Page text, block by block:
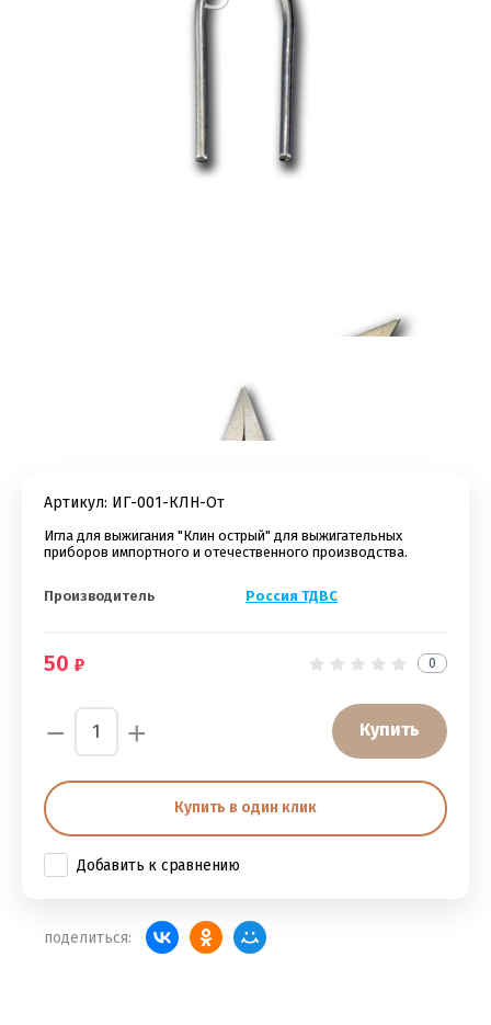
Артикул: ИГ-001-КЛН-От
Игла для выжигания "Клин острый" для выжигательных
приборов импортного и отечественного производства.
Производитель Россия ТДВС
50 0
− + Купить
Купить в один клик
Добавить к сравнению
поделиться: